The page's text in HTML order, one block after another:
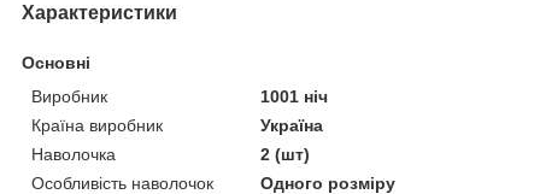
Характеристики
Основні
Виробник
1001 ніч
Країна виробник
Україна
Наволочка
2 (шт)
Особливість наволочок
Одного розміру